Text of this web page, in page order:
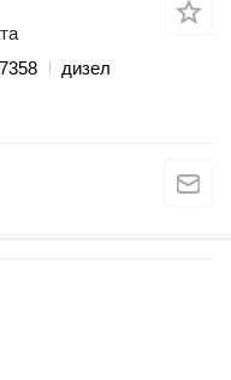
дизел